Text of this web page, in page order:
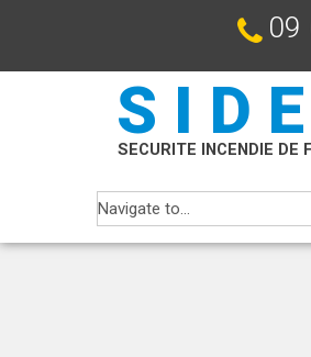
09
SECURITE INCENDIE DE